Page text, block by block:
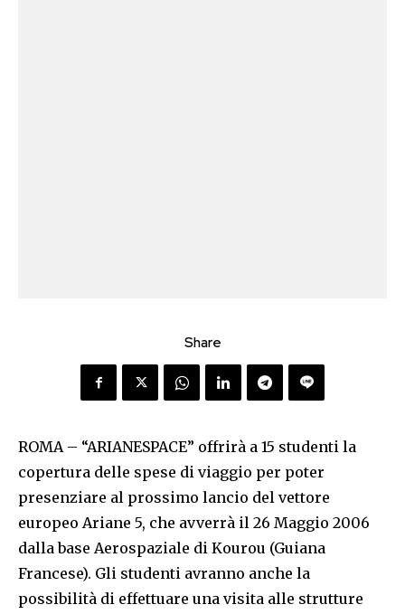
Share
ROMA – “ARIANESPACE” offrirà a 15 studenti la
copertura delle spese di viaggio per poter
presenziare al prossimo lancio del vettore
europeo Ariane 5, che avverrà il 26 Maggio 2006
dalla base Aerospaziale di Kourou (Guiana
Francese). Gli studenti avranno anche la
possibilità di effettuare una visita alle strutture